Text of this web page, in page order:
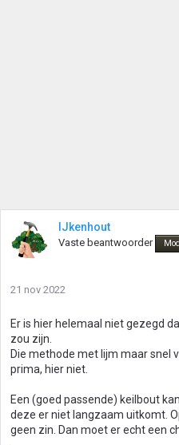
IJkenhout
Vaste beantwoorder
21 nov 2022
Er is hier helemaal niet gezegd
zou zijn.
Die methode met lijm maar snel
prima, hier niet.
Een (goed passende) keilbout
deze er niet langzaam uitkomt.
geen zin. Dan moet er echt een